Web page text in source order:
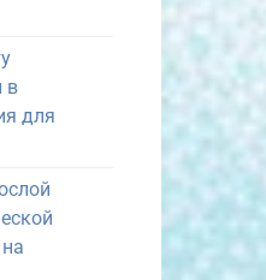
в
для